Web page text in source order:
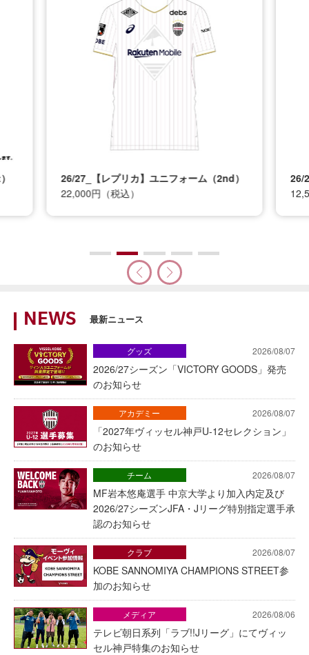
26/27_【レプリカ】ユニフォーム（2nd）
22,000円（税込）
26/
NEWS 最新ニュース
2026/08/07
2026/27シーズン「VICTORY GOODS」発売
のお知らせ
グッズ
2026/08/07
「2027年ヴィッセル神戸U-12セレクション」
のお知らせ
アカデミー
2026/08/07
MF岩本悠庵選手 中京大学より加入内定及び
2026/27シーズンJFA・Jリーグ特別指定選手承
認のお知らせ
チーム
2026/08/07
KOBE SANNOMIYA CHAMPIONS STREET参
加のお知らせ
クラブ
2026/08/06
テレビ朝日系列「ラブ!!Jリーグ」にてヴィッ
セル神戸特集のお知らせ
メディア